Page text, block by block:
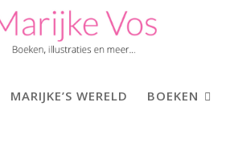
MARIJKE’S WERELD BOEKEN